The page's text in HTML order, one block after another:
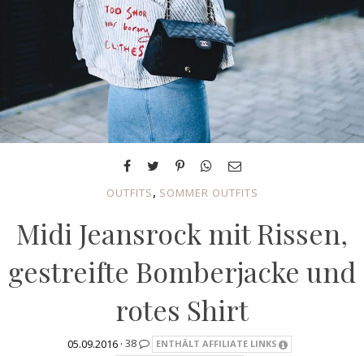
OUTFITS, SOMMER OUTFITS
Midi Jeansrock mit Rissen,
gestreifte Bomberjacke und
rotes Shirt
05.09.2016 · 38
ENTHÄLT AFFILIATE LINKS